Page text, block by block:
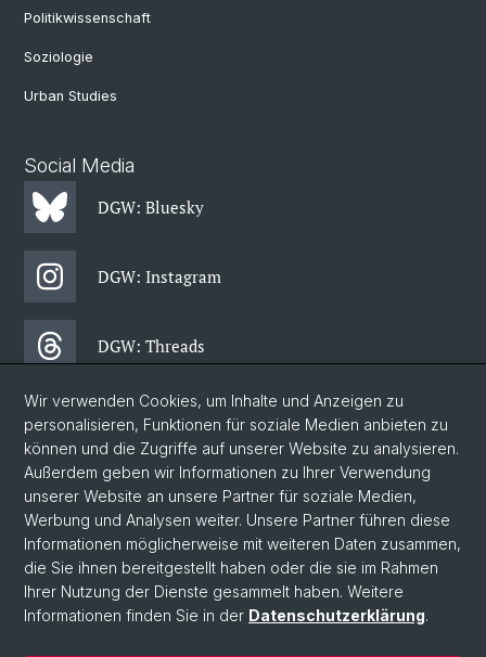
Politikwissenschaft
Soziologie
Urban Studies
Social Media
DGW: Bluesky
DGW: Instagram
DGW: Threads
DGW: Facebook
DGW: Newsletter
© Universität Basel
Philosophisch-Historische Fakultät
Departement Gesellschaftswissenschaften
Wir verwenden Cookies, um Inhalte und Anzeigen zu
personalisieren, Funktionen für soziale Medien anbieten zu
können und die Zugriffe auf unserer Website zu analysieren.
Außerdem geben wir Informationen zu Ihrer Verwendung
unserer Website an unsere Partner für soziale Medien,
Werbung und Analysen weiter. Unsere Partner führen diese
Informationen möglicherweise mit weiteren Daten zusammen,
die Sie ihnen bereitgestellt haben oder die sie im Rahmen
Ihrer Nutzung der Dienste gesammelt haben. Weitere
Informationen finden Sie in der Datenschutzerklärung.